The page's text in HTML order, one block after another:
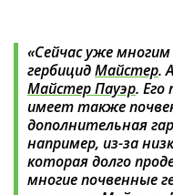
«Сейчас уже
гербицидМайстер.
Майстер Пауэр.
имеет также
дополнительная
например, из-за
которая долго
многие почвенные